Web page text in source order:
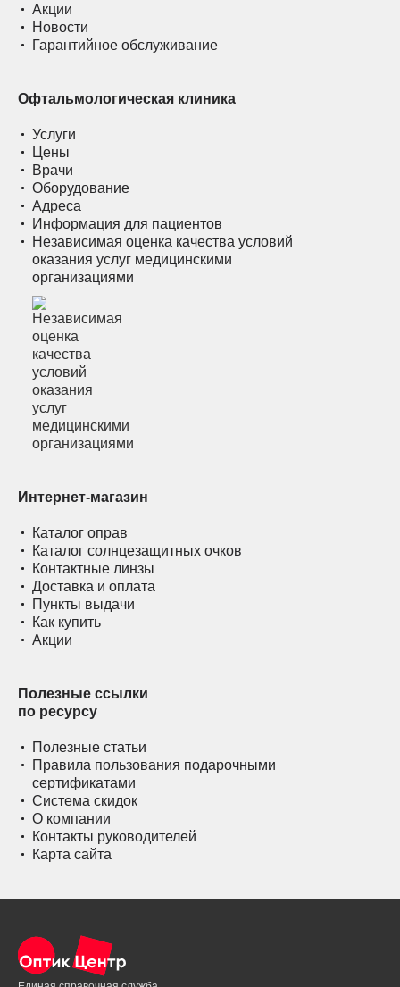
Акции
Новости
Гарантийное обслуживание
Офтальмологическая клиника
Услуги
Цены
Врачи
Оборудование
Адреса
Информация для пациентов
Независимая оценка качества условий
оказания услуг медицинскими
организациями
Интернет-магазин
Каталог оправ
Каталог солнцезащитных очков
Контактные линзы
Доставка и оплата
Пункты выдачи
Как купить
Акции
Полезные ссылки
по ресурсу
Полезные статьи
Правила пользования подарочными
сертификатами
Система скидок
О компании
Контакты руководителей
Карта сайта